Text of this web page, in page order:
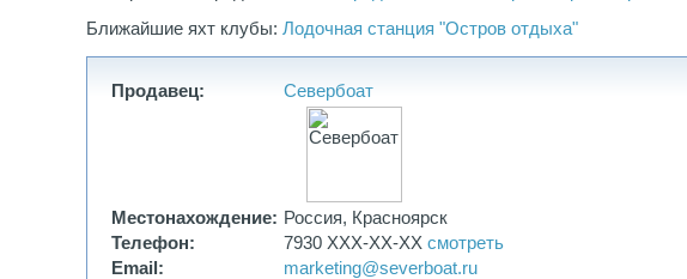
Ближайшие яхт клубы: Лодочная станция "Остров отдыха"
Продавец: Севербоат
Местонахождение: Россия, Красноярск
Телефон:
7930 XXX-XX-XX смотреть
Email:
marketing@severboat.ru